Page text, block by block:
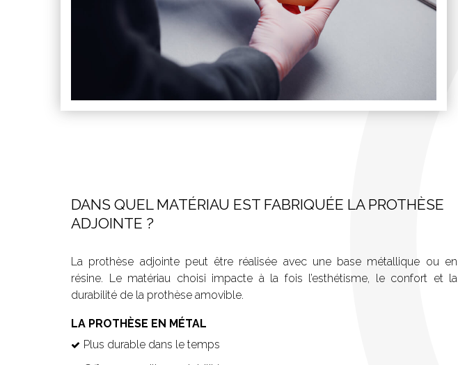
DANS QUEL MATÉRIAU EST FABRIQUÉE LA PROTHÈSE
ADJOINTE ?
La prothèse adjointe peut être réalisée avec une base métallique ou en
résine. Le matériau choisi impacte à la fois l’esthétisme, le confort et la
durabilité de la prothèse amovible.
LA PROTHÈSE EN MÉTAL
Plus durable dans le temps